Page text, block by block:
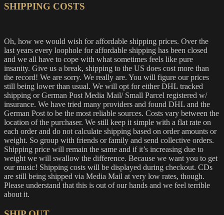
SHIPPING COSTS
Oh, how we would wish for affordable shipping prices. Over the
last years every loophole for affordable shipping has been closed
and we all have to cope with what sometimes feels like pure
insanity. Give us a break, shipping to the US does cost more than
the record! We are sorry. We really are. You will figure our prices
still being lower than usual. We will opt for either DHL tracked
shipping or German Post Media Mail/ Small Parcel registered w/
insurance. We have tried many providers and found DHL and the
German Post to be the most reliable sources. Costs vary between the
location of the purchaser. We still keep it simple with a flat rate on
each order and do not calculate shipping based on order amounts or
weight. So group with friends or family and send collective orders.
Shipping price will remain the same and if it’s increasing due to
weight we will swallow the difference. Because we want you to get
our music! Shipping costs will be displayed during checkout. CDs
are still being shipped via Media Mail at very low rates, though.
Please understand that this is out of our hands and we feel terrible
about it.